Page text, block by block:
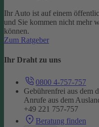
Ihr Auto ist auf einem
und Sie kommen nicht mehr
können.
Zum Ratgeber
Ihr Draht zu uns
0800 4-757-757
Gebührenfrei aus dem
Anrufe aus dem
+49 221 757-757
Beratung finden